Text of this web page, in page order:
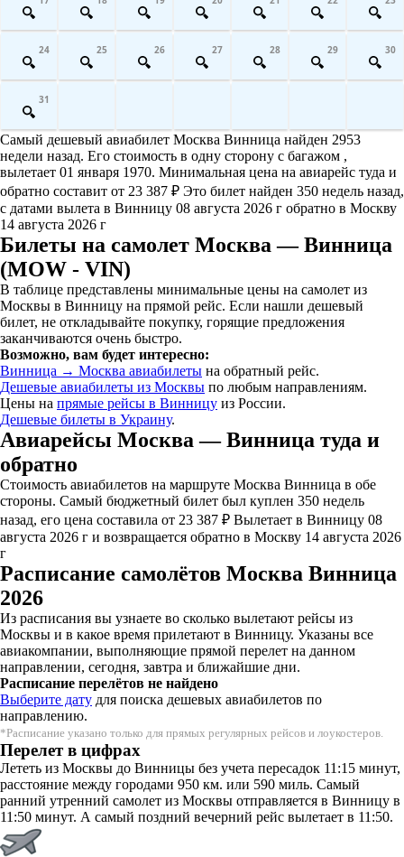
24 25 26 27 28 29 30
31
Самый дешевый авиабилет Москва Винница найден 2953
недели назад. Его стоимость в одну сторону с багажом ,
вылетает 01 января 1970. Минимальная цена на авиарейс туда и
обратно составит от 23 387 ₽ Это билет найден 350 недель назад,
с датами вылета в Винницу 08 августа 2026 г обратно в Москву
14 августа 2026 г
Билеты на самолет Москва — Винница
(MOW - VIN)
В таблице представлены минимальные цены на самолет из
Москвы в Винницу на прямой рейс. Если нашли дешевый
билет, не откладывайте покупку, горящие предложения
заканчиваются очень быстро.
Возможно, вам будет интересно:
Винница → Москва авиабилеты на обратный рейс.
Дешевые авиабилеты из Москвы по любым направлениям.
Цены на прямые рейсы в Винницу из России.
Дешевые билеты в Украину.
Авиарейсы Москва — Винница туда и
обратно
Стоимость авиабилетов на маршруте Москва Винница в обе
стороны. Самый бюджетный билет был куплен 350 недель
назад, его цена составила от 23 387 ₽ Вылетает в Винницу 08
августа 2026 г и возвращается обратно в Москву 14 августа 2026
г
Расписание самолётов Москва Винница
2026
Из расписания вы узнаете во сколько вылетают рейсы из
Москвы и в какое время прилетают в Винницу. Указаны все
авиакомпании, выполняющие прямой перелет на данном
направлении, сегодня, завтра и ближайшие дни.
Расписание перелётов не найдено
Выберите дату для поиска дешевых авиабилетов по
направлению.
*Расписание указано только для прямых регулярных рейсов и лоукостеров.
Перелет в цифрах
Лететь из Москвы до Винницы без учета пересадок 11:15 минут,
расстояние между городами 950 км. или 590 миль. Самый
ранний утренний самолет из Москвы отправляется в Винницу в
11:50 минут. А самый поздний вечерний рейс вылетает в 11:50.